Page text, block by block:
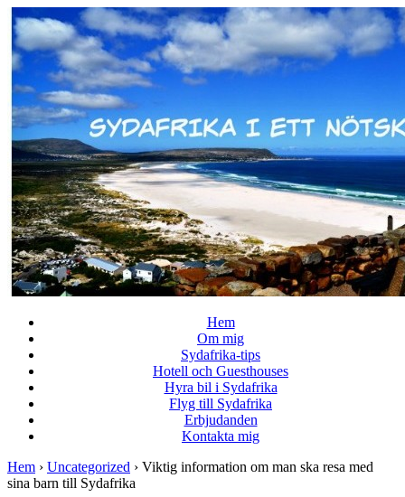
Skip
to
Main
Content
Hem
Om mig
Sydafrika-tips
Hotell och Guesthouses
Hyra bil i Sydafrika
Flyg till Sydafrika
Erbjudanden
Kontakta mig
Hem › Uncategorized › Viktig information om man ska resa med
sina barn till Sydafrika